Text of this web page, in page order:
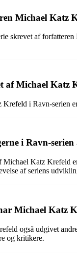
Michael Katz
skrevet af
af Michael Katz
Krefeld i Ravn-
i Ravn-
Katz Krefeld
af seriens
Michael Katz
også udgivet
og kritikere.